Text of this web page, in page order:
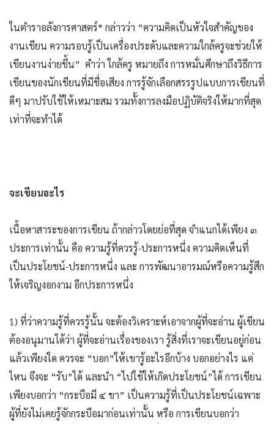
ในตำราอลังการศาสตร์* กล่าวว่า “ความคิดเป็นหัวใจสำคัญของ
งานเขียน ความรอบรู้เป็นเครื่องประดับและความใกล้ครูจะช่วยให้
เขียนงานง่ายขึ้น” คำว่า ใกล้ครู หมายถึง การหมั่นศึกษาถึงวิธีการ
เขียนของนักเขียนที่มีชื่อเสียง การรู้จักเลือกสรรรูปแบบการเขียนที่
ดีๆ มาปรับใช้ให้เหมาะสม รวมทั้งการลงมือปฏิบัติจริงให้มากที่สุด
เท่าที่จะทำได้
จะเขียนอะไร
เนื้อหาสาระของการเขียน ถ้ากล่าวโดยย่อที่สุด จำแนกได้เพียง ๓
ประการเท่านั้น คือ ความรู้ที่ควรรู้-ประการหนึ่ง ความคิดเห็นที่
เป็นประโยชน์-ประการหนึ่ง และ การพัฒนาอารมณ์หรือความรู้สึก
ให้เจริญงอกงาม อีกประการหนึ่ง
1) ที่ว่าความรู้ที่ควรรู้นั้น จะต้องวิเคราะห์เอาจากผู้ที่จะอ่าน ผู้เขียน
ต้องอนุมานได้ว่า ผู้ที่จะอ่านเรื่องของเรา รู้สิ่งที่เราจะเขียนอยู่ก่อน
แล้วเพียงใด ควรจะ “บอก”ให้เขารู้อะไรอีกบ้าง บอกอย่างไร แค่
ไหน จึงจะ “รับ”ได้ และนำ “ไปใช้ให้เกิดประโยชน์”ได้ การเขียน
เพียงบอกว่า “กระบือมี ๔ ขา” เป็นความรู้ที่เป็นประโยชน์เฉพาะ
ผู้ที่ยังไม่เคยรู้จักกระบือมาก่อนเท่านั้น หรือ การเขียนบอกว่า